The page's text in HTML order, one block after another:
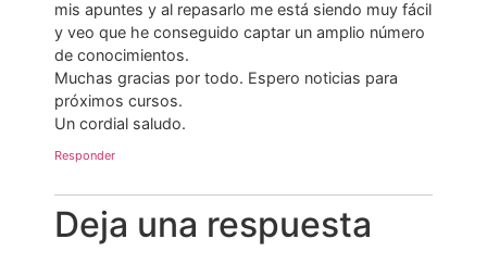
mis apuntes y al repasarlo me está siendo muy fácil
y veo que he conseguido captar un amplio número
de conocimientos.
Muchas gracias por todo. Espero noticias para
próximos cursos.
Un cordial saludo.
Responder
Deja una respuesta